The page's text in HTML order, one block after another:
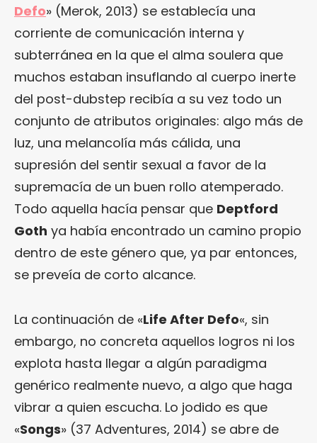
Defo» (Merok, 2013) se establecía una
corriente de comunicación interna y
subterránea en la que el alma soulera que
muchos estaban insuflando al cuerpo inerte
del post-dubstep recibía a su vez todo un
conjunto de atributos originales: algo más de
luz, una melancolía más cálida, una
supresión del sentir sexual a favor de la
supremacía de un buen rollo atemperado.
Todo aquella hacía pensar que Deptford
Goth ya había encontrado un camino propio
dentro de este género que, ya par entonces,
se preveía de corto alcance.
La continuación de «Life After Defo«, sin
embargo, no concreta aquellos logros ni los
explota hasta llegar a algún paradigma
genérico realmente nuevo, a algo que haga
vibrar a quien escucha. Lo jodido es que
«Songs» (37 Adventures, 2014) se abre de